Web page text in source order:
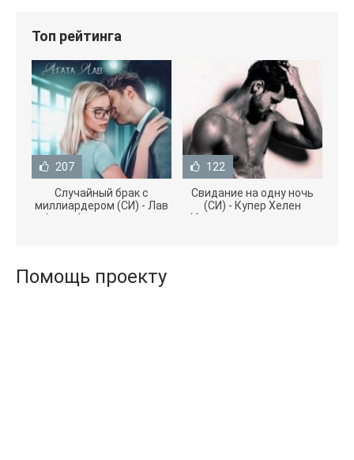
Топ рейтинга
207
Случайный брак с
миллиардером (СИ) - Лав
Агата (полная версия
122
Свидание на одну ночь
(СИ) - Купер Хелен
(бесплатные серии книг
Помощь проекту